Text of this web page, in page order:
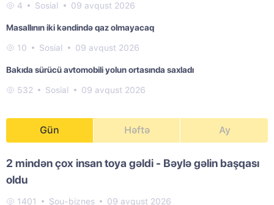
4 Sosial 09 avqust 2026
Masallının iki kəndində qaz olmayacaq
10 Sosial 09 avqust 2026
Bakıda sürücü avtomobili yolun ortasında saxladı
532 Sosial 09 avqust 2026
Gün Həftə Ay
2 mindən çox insan toya gəldi - Bəylə gəlin başqası
oldu
1401 Şou-biznes 09 avqust 2026